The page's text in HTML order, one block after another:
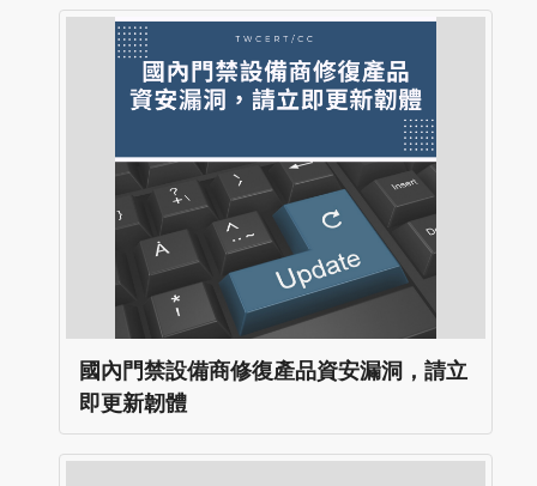
國內門禁設備商修復產品資安漏洞，請立
即更新韌體